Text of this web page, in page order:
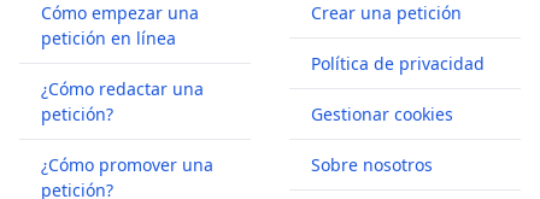
Cómo empezar una
petición en línea
¿Cómo redactar una
petición?
¿Cómo promover una
petición?
Crear una petición
Política de privacidad
Gestionar cookies
Sobre nosotros